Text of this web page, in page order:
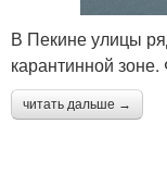
В Пекине улицы
карантинной
читать дальше →